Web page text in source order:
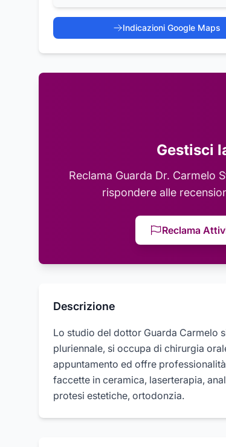
Indicazioni Google Maps
Gestisci
Reclama Guarda Dr. Carmelo
rispondere alle
Reclama
Descrizione
Lo studio del dottor Guarda Carmelo
pluriennale, si occupa di chirurgia
appuntamento ed offre
faccette in ceramica, laserterapia,
protesi estetiche, ortodonzia.